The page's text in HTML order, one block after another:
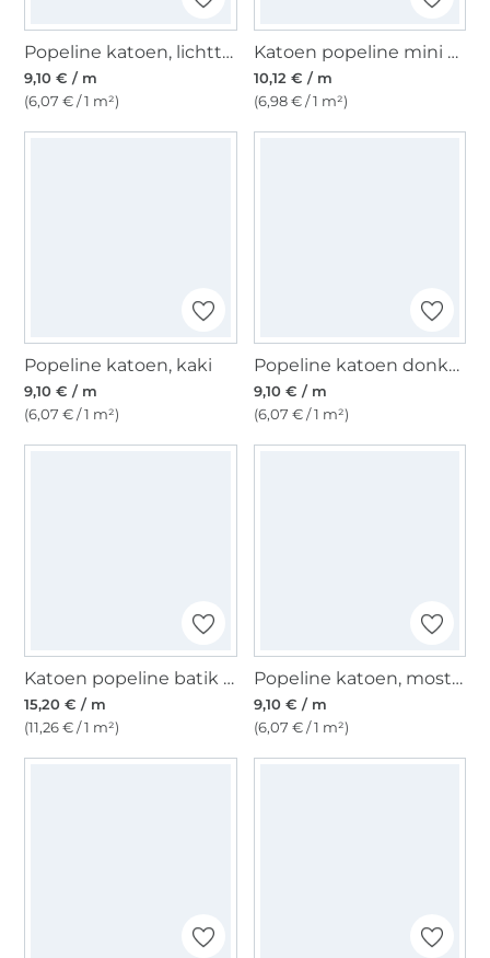
Popeline katoen, lichtturquoise
9,10 € / m
(6,07 € / 1 m²)
Katoen popeline mini spots, zandkleurig
10,12 € / m
(6,98 € / 1 m²)
Popeline katoen, kaki
9,10 € / m
(6,07 € / 1 m²)
Popeline katoen donkerbruin
9,10 € / m
(6,07 € / 1 m²)
Katoen popeline batik flowers, paars
15,20 € / m
(11,26 € / 1 m²)
Popeline katoen, mosterdgeel
9,10 € / m
(6,07 € / 1 m²)